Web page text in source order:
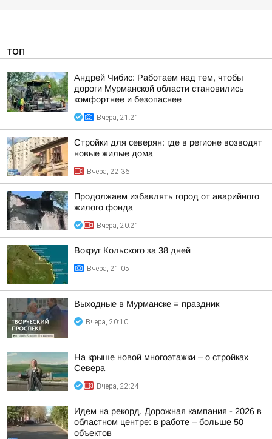
ТОП
Андрей Чибис: Работаем над тем, чтобы
дороги Мурманской области становились
комфортнее и безопаснее
Вчера, 21:21
Стройки для северян: где в регионе возводят
новые жилые дома
Вчера, 22:36
Продолжаем избавлять город от аварийного
жилого фонда
Вчера, 20:21
Вокруг Кольского за 38 дней
Вчера, 21:05
Выходные в Мурманске = праздник
Вчера, 20:10
На крыше новой многоэтажки – о стройках
Севера
Вчера, 22:24
Идем на рекорд. Дорожная кампания - 2026 в
областном центре: в работе – больше 50
объектов